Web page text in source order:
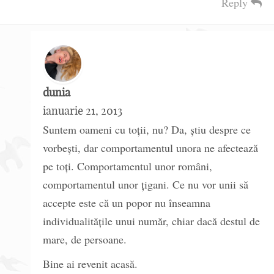
dunia
ianuarie 21, 2013
Suntem oameni cu toții, nu? Da, știu despre ce
vorbești, dar comportamentul unora ne afectează
pe toți. Comportamentul unor români,
comportamentul unor țigani. Ce nu vor unii să
accepte este că un popor nu înseamna
individualitățile unui număr, chiar dacă destul de
mare, de persoane.
Bine ai revenit acasă.